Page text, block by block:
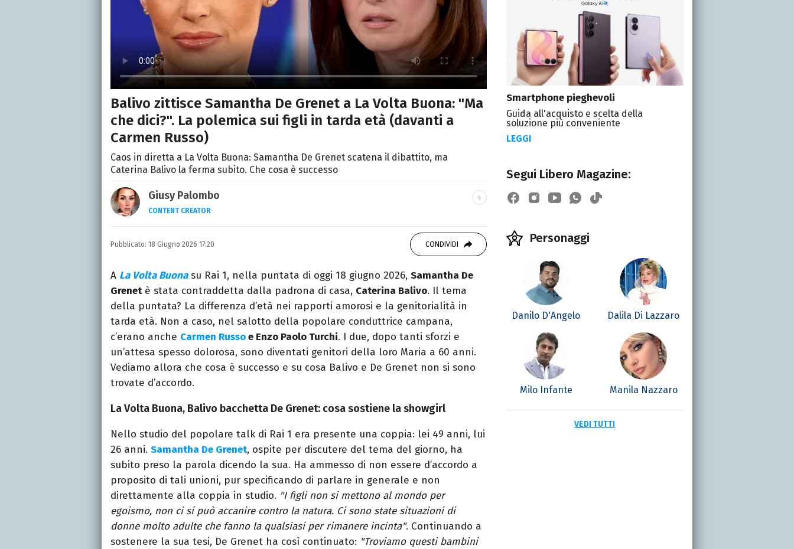
Balivo zittisce Samantha De Grenet a La Volta Buona: "Ma
che dici?". La polemica sui figli in tarda età (davanti a
Carmen Russo)
Caos in diretta a La Volta Buona: Samantha De Grenet scatena il dibattito, ma
Caterina Balivo la ferma subito. Che cosa è successo
Giusy Palombo
CONTENT CREATOR
LINKEDIN
INSTAGRAM ALTRI SITI
Giornalista e content creator. Racconto cultura pop e spettacolo tra
Pubblicato: 18 Giugno 2026 17:20 CONDIVIDI
A La Volta Buonasu Rai 1, nella puntata di oggi 18 giugno 2026, Samantha De
Grenetè stata contraddetta dalla padrona di casa, Caterina Balivo. Il tema
della puntata? La differenza d’età nei rapporti amorosi e la genitorialità in
tarda età. Non a caso, nel salotto della popolare conduttrice campana,
c’erano anche Carmen Russoe Enzo Paolo Turchi. I due, dopo tanti sforzi e
un’attesa spesso dolorosa, sono diventati genitori della loro Maria a 60 anni.
Vediamo allora che cosa è successo e su cosa Balivo e De Grenet non si sono
trovate d’accordo.
La Volta Buona, Balivo bacchetta De Grenet: cosa sostiene la showgirl
Nello studio del popolare talk di Rai 1 era presente una coppia: lei 49 anni, lui
26 anni. Samantha De Grenet, ospite per discutere del tema del giorno, ha
subito preso la parola dicendo la sua. Ha ammesso di non essere d’accordo a
proposito di tali unioni, pur specificando di parlare in generale e non
direttamente alla coppia in studio. "I figli non si mettono al mondo per
egoismo, non ci si può accanire contro la natura. Ci sono state situazioni di
donne molto adulte che fanno la qualsiasi per rimanere incinta". Continuando a
sostenere la sua tesi, De Grenet ha così continuato: "Troviamo questi bambini
Smartphone pieghevoli
Guida all'acquisto e scelta della
soluzione più conveniente
LEGGI
Segui Libero Magazine:
Personaggi
Danilo D'Angelo Dalila Di Lazzaro
Milo Infante Manila Nazzaro
VEDI TUTTI